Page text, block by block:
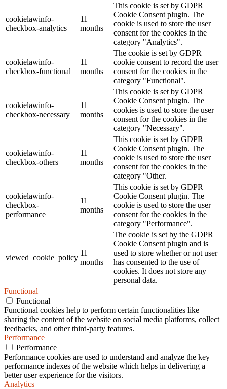
cookielawinfo-
checkbox-analytics
11
months
This cookie is set by GDPR
Cookie Consent plugin. The
cookie is used to store the user
consent for the cookies in the
category "Analytics".
cookielawinfo-
checkbox-functional
11
months
The cookie is set by GDPR
cookie consent to record the user
consent for the cookies in the
category "Functional".
cookielawinfo-
checkbox-necessary
11
months
This cookie is set by GDPR
Cookie Consent plugin. The
cookies is used to store the user
consent for the cookies in the
category "Necessary".
cookielawinfo-
checkbox-others
11
months
This cookie is set by GDPR
Cookie Consent plugin. The
cookie is used to store the user
consent for the cookies in the
category "Other.
cookielawinfo-
checkbox-
performance
11
months
This cookie is set by GDPR
Cookie Consent plugin. The
cookie is used to store the user
consent for the cookies in the
category "Performance".
viewed_cookie_policy
11
months
The cookie is set by the GDPR
Cookie Consent plugin and is
used to store whether or not user
has consented to the use of
cookies. It does not store any
personal data.
Functional
Functional
Functional cookies help to perform certain functionalities like
sharing the content of the website on social media platforms, collect
feedbacks, and other third-party features.
Performance
Performance
Performance cookies are used to understand and analyze the key
performance indexes of the website which helps in delivering a
better user experience for the visitors.
Analytics